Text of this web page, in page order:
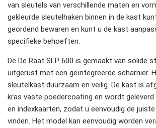
van sleutels van verschillende maten en
gekleurde sleutelhaken binnen in de kast
geordend bewaren en kunt u de kast
specifieke behoeften.
De De Raat SLP 600 is gemaakt van solide
uitgerust met een geïntegreerde scharnier.
sleutelkast duurzaam en veilig. De kast is
kras vaste poedercoating en wordt
en indexkaarten, zodat u eenvoudig de
vinden. Het model kan eenvoudig worden